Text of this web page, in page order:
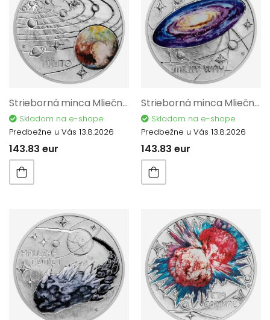
Strieborná minca Mliečna dráha - Pluto proof 12192
Skladom na e-shope
Predbežne u Vás 13.8.2026
143.83 eur
Strieborná minca Mliečna dráha - Mliečna dráha proof 12194
Skladom na e-shope
Predbežne u Vás 13.8.2026
143.83 eur